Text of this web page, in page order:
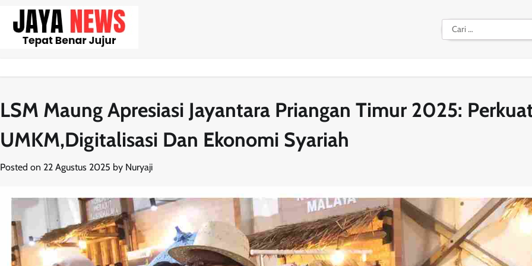
content
Cari
untuk:
LSM Maung Apresiasi Jayantara Priangan Timur 2025:
UMKM,Digitalisasi Dan Ekonomi Syariah
Posted on 22 Agustus 2025 by Nuryaji